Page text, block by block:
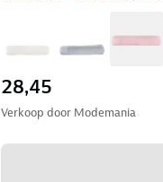
28,45
Verkoop door Modemania